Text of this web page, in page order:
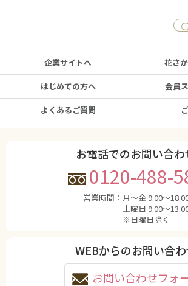
企業サイトへ
はじめての方へ
よくあるご質問
花さ
会員
お電話でのお問い合わ
0120-488-
営業時間： 月〜金 9:00〜
土曜日 9:00〜
※日曜日除く
WEBからのお問い合
お問い合わせフォ